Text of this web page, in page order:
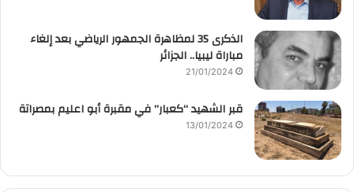
الذكرى 35 لمظاهرة الجمهور الرياضي بعد إلغاء
مباراة ليبيا.. الجزائر
21/01/2024
قبر الشهيد “كعبار” في مقبرة أبو اعليم بمصراتة
13/01/2024